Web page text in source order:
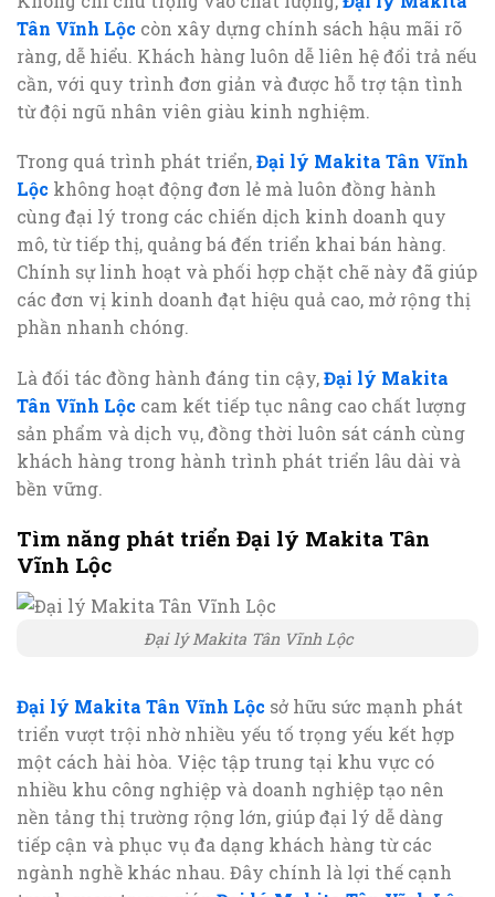
Tân Vĩnh Lộc còn xây dựng chính sách hậu mãi rõ
ràng, dễ hiểu. Khách hàng luôn dễ liên hệ đổi trả nếu
cần, với quy trình đơn giản và được hỗ trợ tận tình
từ đội ngũ nhân viên giàu kinh nghiệm.
Trong quá trình phát triển,Đại lý Makita Tân Vĩnh
Lộc không hoạt động đơn lẻ mà luôn đồng hành
cùng đại lý trong các chiến dịch kinh doanh quy
mô, từ tiếp thị, quảng bá đến triển khai bán hàng.
Chính sự linh hoạt và phối hợp chặt chẽ này đã giúp
các đơn vị kinh doanh đạt hiệu quả cao, mở rộng thị
phần nhanh chóng.
Là đối tác đồng hành đáng tin cậy,Đại lý Makita
Tân Vĩnh Lộc cam kết tiếp tục nâng cao chất lượng
sản phẩm và dịch vụ, đồng thời luôn sát cánh cùng
khách hàng trong hành trình phát triển lâu dài và
bền vững.
Tìm năng phát triển Đại lý Makita Tân
Vĩnh Lộc
Đại lý Makita Tân Vĩnh Lộc
Đại lý Makita Tân Vĩnh Lộc sở hữu sức mạnh phát
triển vượt trội nhờ nhiều yếu tố trọng yếu kết hợp
một cách hài hòa. Việc tập trung tại khu vực có
nhiều khu công nghiệp và doanh nghiệp tạo nên
nền tảng thị trường rộng lớn, giúp đại lý dễ dàng
tiếp cận và phục vụ đa dạng khách hàng từ các
ngành nghề khác nhau. Đây chính là lợi thế cạnh